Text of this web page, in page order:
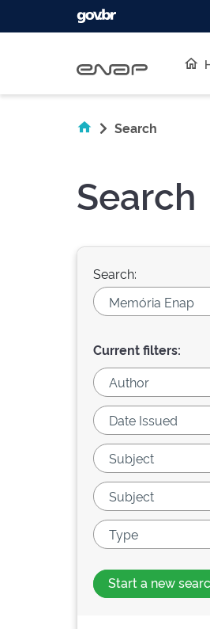
Search
Search
Search:
Current filters:
Start a new